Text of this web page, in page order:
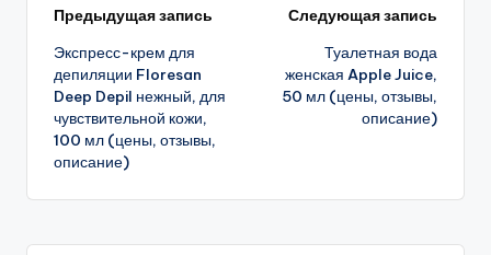
Навигация
записи
Предыдущая запись
Экспресс-крем для
депиляции Floresan
Deep Depil нежный, для
чувствительной кожи,
100 мл (цены, отзывы,
описание)
Следующая запись
Туалетная вода
женская Apple Juice,
50 мл (цены, отзывы,
описание)